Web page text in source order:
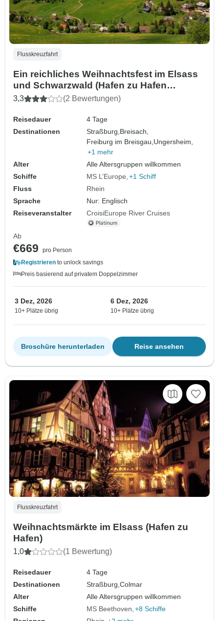
Flusskreuzfahrt
Ein reichliches Weihnachtsfest im Elsass
und Schwarzwald (Hafen zu Hafen
Kreuzfahrt)
3,3 (2 Bewertungen)
Reisedauer
4 Tage
Destinationen
Straßburg, Breisach,
Freiburg im Breisgau, Ungersheim,
+1 mehr
Alter
Alle Altersgruppen willkommen
Schiffe
MS L’Europe +1 Schiff
Fluss
Rhein
Sprache
Nur: Englisch
Reiseveranstalter
CroisiEurope River Cruises
Ab
€669
pro Person
Registrieren to unlock savings
Preis basierend auf privatem Doppelzimmer
3 Dez, 2026
10+ Plätze übrig
6 Dez, 2026
10+ Plätze übrig
Reise ansehen
Broschüre herunterladen
Flusskreuzfahrt
Weihnachtsmärkte im Elsass (Hafen zu
Hafen)
1,0 (1 Bewertung)
Reisedauer
4 Tage
Destinationen
Straßburg,Colmar
Alter
Alle Altersgruppen willkommen
Schiffe
MS Beethoven +8 Schiffe